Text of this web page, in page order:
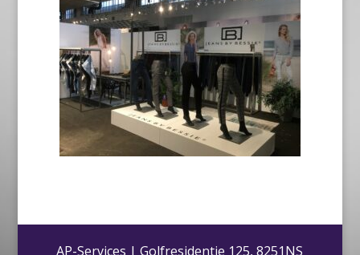
AP-Services | Golfresidentie 125, 8251NS